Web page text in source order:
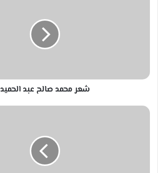
شعر محمد صالح عبد الحميد
عودي